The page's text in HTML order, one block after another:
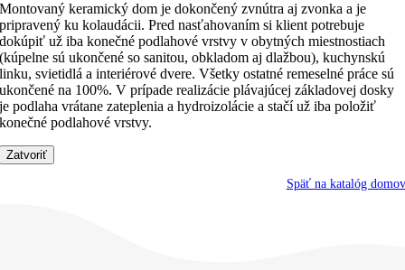
Montovaný keramický dom je dokončený zvnútra aj zvonka a je
pripravený ku kolaudácii. Pred nasťahovaním si klient potrebuje
dokúpiť už iba konečné podlahové vrstvy v obytných miestnostiach
(kúpelne sú ukončené so sanitou, obkladom aj dlažbou), kuchynskú
linku, svietidlá a interiérové dvere. Všetky ostatné remeselné práce sú
ukončené na 100%. V prípade realizácie plávajúcej základovej dosky
je podlaha vrátane zateplenia a hydroizolácie a stačí už iba položiť
konečné podlahové vrstvy.
Zatvoriť
Späť na katalóg domov